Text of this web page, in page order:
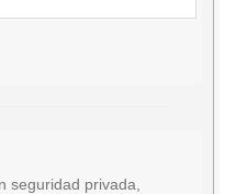
seguridad privada,